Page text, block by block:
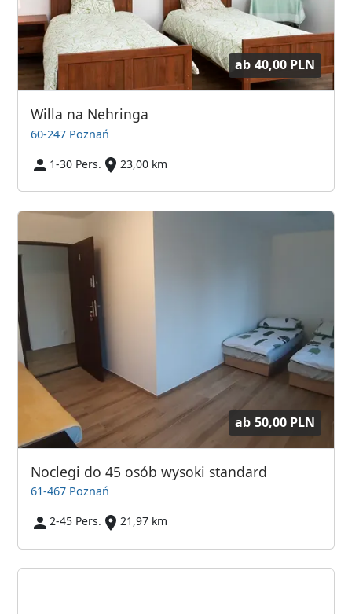
ab 40,00 PLN
Willa na Nehringa
60-247 Poznań
1-30 Pers.
23,00 km
ab 50,00 PLN
Noclegi do 45 osób wysoki standard
61-467 Poznań
2-45 Pers.
21,97 km